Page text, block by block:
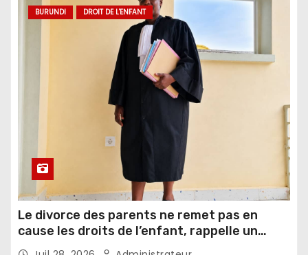
BURUNDI DROIT DE L'ENFANT
Le divorce des parents ne remet pas en
cause les droits de l’enfant, rappelle un
juriste